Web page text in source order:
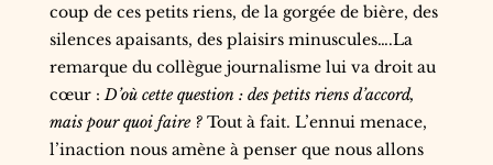
coup de ces petits riens, de la gorgée de bière, des
silences apaisants, des plaisirs minuscules….La
remarque du collègue journalisme lui va droit au
cœur :D’où cette question : des petits riens d’accord,
mais pour quoi faire ?Tout à fait. L’ennui menace,
l’inaction nous amène à penser que nous allons